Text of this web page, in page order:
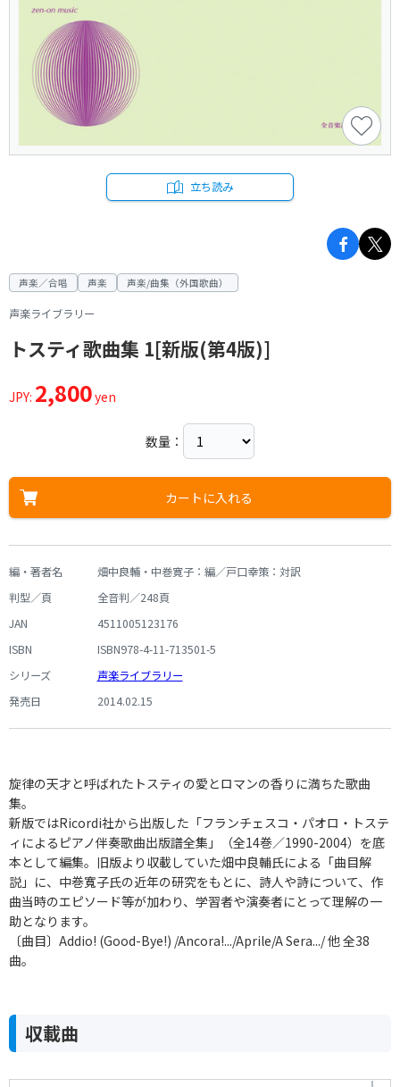
立ち読み
声楽／合唱 声楽 声楽/曲集（外国歌曲）
声楽ライブラリー
トスティ歌曲集 1[新版(第4版)]
JPY: 2,800yen
数量：
カートに入れる
編・著者名
畑中良輔・中巻寛子：編／戸口幸策：対訳
判型／頁
全音判／248頁
JAN
4511005123176
ISBN
ISBN978-4-11-713501-5
シリーズ
声楽ライブラリー
発売日
2014.02.15
旋律の天才と呼ばれたトスティの愛とロマンの香りに満ちた歌曲
集。
新版ではRicordi社から出版した「フランチェスコ・パオロ・トステ
ィによるピアノ伴奏歌曲出版譜全集」（全14巻／1990-2004）を底
本として編集。旧版より収載していた畑中良輔氏による「曲目解
説」に、中巻寬子氏の近年の研究をもとに、詩人や詩について、作
曲当時のエピソード等が加わり、学習者や演奏者にとって理解の一
助となります。
〔曲目〕Addio! (Good-Bye!) /Ancora!.../Aprile/A Sera.../ 他 全38
曲。
収載曲